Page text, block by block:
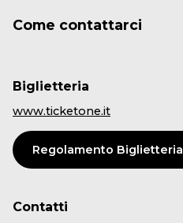
Come contattarci
Biglietteria
www.ticketone.it
Regolamento Biglietteria
Contatti